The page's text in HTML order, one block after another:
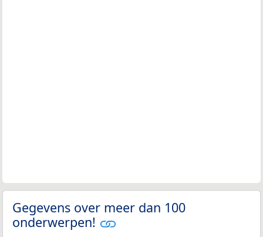
Gegevens over meer dan 100
onderwerpen!